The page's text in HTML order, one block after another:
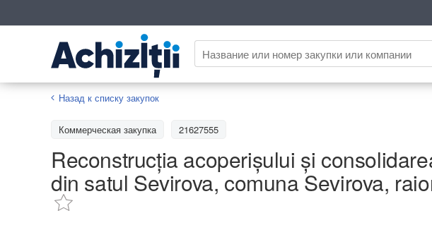
Назад к списку закупок
Коммерческая закупка 21627555
Reconstrucția acoperișului și
din satul Sevirova, comuna Sevirova,